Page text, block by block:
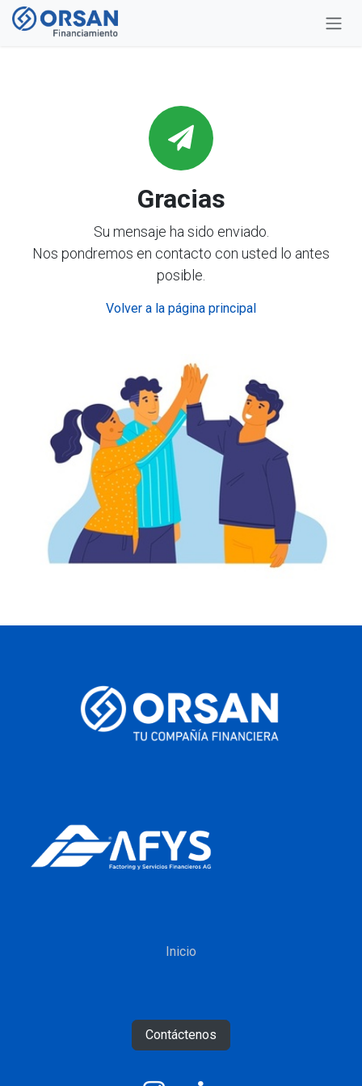
Ir al contenido
Gracias
Su mensaje ha sido enviado.
Nos pondremos en contacto con usted lo antes
posible.
Volver a la página principal
Inicio
Contáctenos